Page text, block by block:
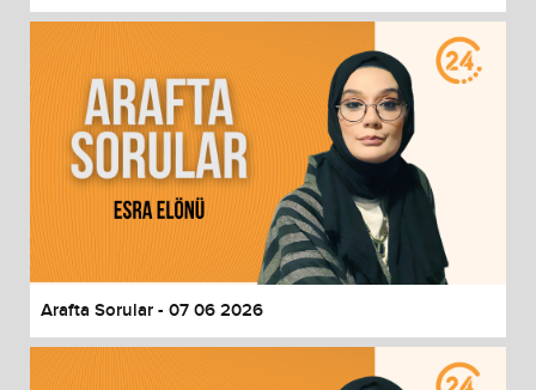
Arafta Sorular - 07 06 2026